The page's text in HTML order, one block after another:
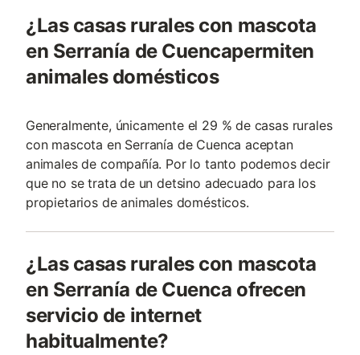
¿Las casas rurales con mascota
en Serranía de Cuencapermiten
animales domésticos
Generalmente, únicamente el 29 % de casas rurales
con mascota en Serranía de Cuenca aceptan
animales de compañía. Por lo tanto podemos decir
que no se trata de un detsino adecuado para los
propietarios de animales domésticos.
¿Las casas rurales con mascota
en Serranía de Cuenca ofrecen
servicio de internet
habitualmente?